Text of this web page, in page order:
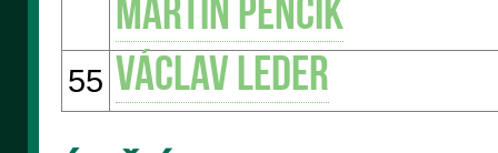
Martin PĚNČÍK
55 Václav LEDER